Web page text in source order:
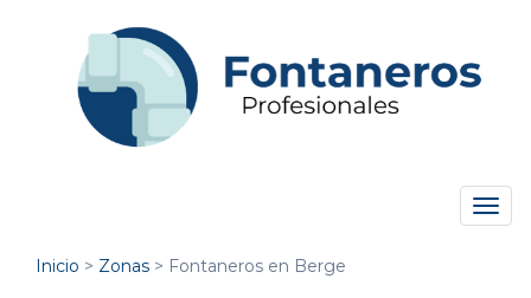
Inicio > Zonas > Fontaneros en Berge